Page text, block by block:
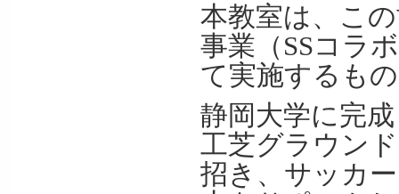
本教室は、こ
事業（SSコラ
て実施するも
静岡大学に完
工芝グラウン
招き、サッカ